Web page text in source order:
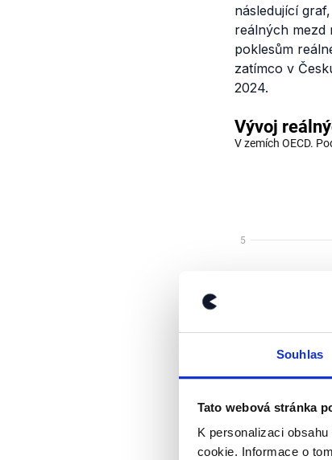
Souhlas
Tato webová stránka
K personalizaci
cookie. Informace o
následující
reálných mezd
poklesům
zatímco v
2024.